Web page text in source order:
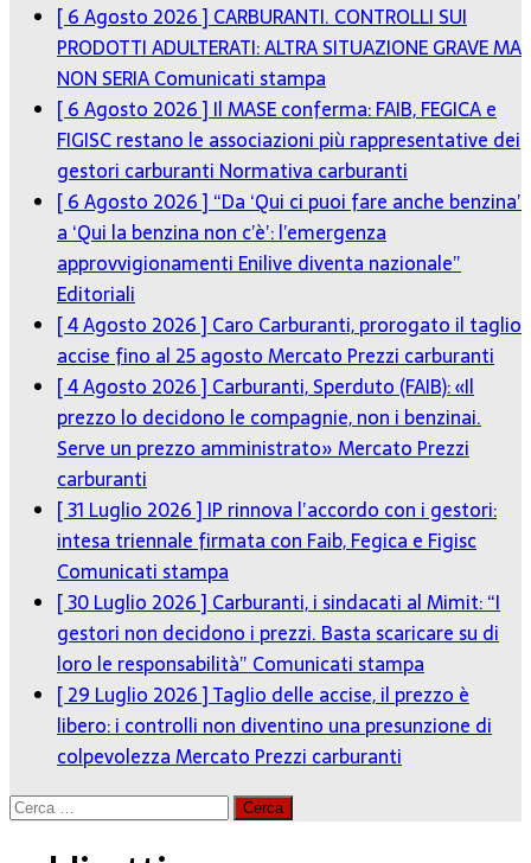
[ 6 Agosto 2026 ] CARBURANTI. CONTROLLI SUI
PRODOTTI ADULTERATI: ALTRA SITUAZIONE GRAVE MA
NON SERIAComunicati stampa
[ 6 Agosto 2026 ] Il MASE conferma: FAIB, FEGICA e
FIGISC restano le associazioni più rappresentative dei
gestori carburanti Normativa carburanti
[ 6 Agosto 2026 ] “Da ‘Qui ci puoi fare anche benzina’
a ‘Qui la benzina non c’è’: l’emergenza
approvvigionamenti Enilive diventa nazionale”
Editoriali
[ 4 Agosto 2026 ] Caro Carburanti, prorogato il taglio
accise fino al 25 agostoMercato Prezzi carburanti
[ 4 Agosto 2026 ] Carburanti, Sperduto (FAIB): «Il
prezzo lo decidono le compagnie, non i benzinai.
Serve un prezzo amministrato»Mercato Prezzi
carburanti
[ 31 Luglio 2026 ] IP rinnova l’accordo con i gestori:
intesa triennale firmata con Faib, Fegica e Figisc
Comunicati stampa
[ 30 Luglio 2026 ] Carburanti, i sindacati al Mimit: “I
gestori non decidono i prezzi. Basta scaricare su di
loro le responsabilità” Comunicati stampa
[ 29 Luglio 2026 ]Taglio delle accise, il prezzo è
libero: i controlli non diventino una presunzione di
colpevolezzaMercato Prezzi carburanti
Ricerca